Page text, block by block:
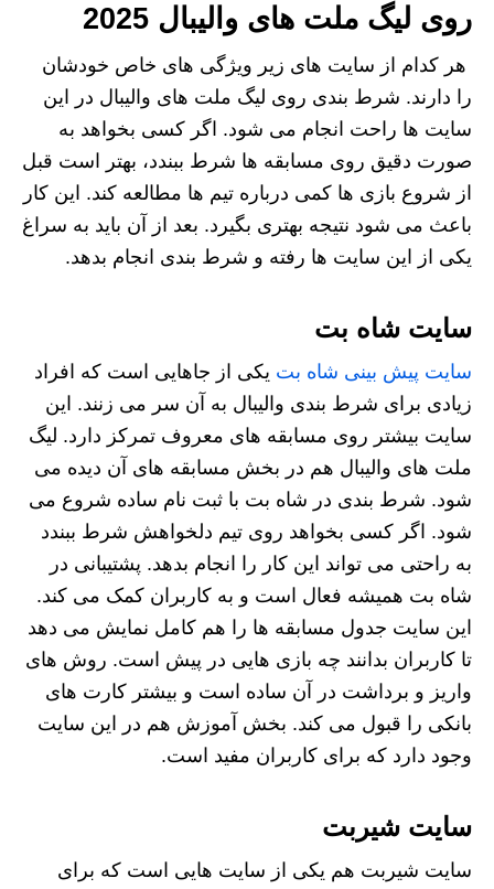
روی لیگ ملت های والیبال 2025
هر کدام از سایت‌ های زیر ویژگی‌ های خاص خودشان
را دارند. شرط بندی روی لیگ ملت‌ های والیبال در این
سایت‌ ها راحت انجام می‌ شود. اگر کسی بخواهد به
صورت دقیق روی مسابقه‌ ها شرط ببندد، بهتر است قبل
از شروع بازی‌ ها کمی درباره تیم‌ ها مطالعه کند. این کار
باعث می‌ شود نتیجه بهتری بگیرد. بعد از آن باید به سراغ
یکی از این سایت ها رفته و شرط بندی انجام بدهد.
سایت شاه بت
سایت پیش بینی شاه بت یکی از جاهایی است که افراد
زیادی برای شرط بندی والیبال به آن سر می‌ زنند. این
سایت بیشتر روی مسابقه‌ های معروف تمرکز دارد. لیگ
ملت‌ های والیبال هم در بخش مسابقه‌ های آن دیده می‌
شود. شرط بندی در شاه بت با ثبت‌ نام ساده شروع می‌
شود. اگر کسی بخواهد روی تیم دلخواهش شرط ببندد
به راحتی می‌ تواند این کار را انجام بدهد. پشتیبانی در
شاه بت همیشه فعال است و به کاربران کمک می‌ کند.
این سایت جدول مسابقه‌ ها را هم کامل نمایش می‌ دهد
تا کاربران بدانند چه بازی‌ هایی در پیش است. روش‌ های
واریز و برداشت در آن ساده است و بیشتر کارت‌ های
بانکی را قبول می‌ کند. بخش آموزش هم در این سایت
وجود دارد که برای کاربران مفید است.
سایت شیربت
سایت شیربت هم یکی از سایت‌ هایی است که برای